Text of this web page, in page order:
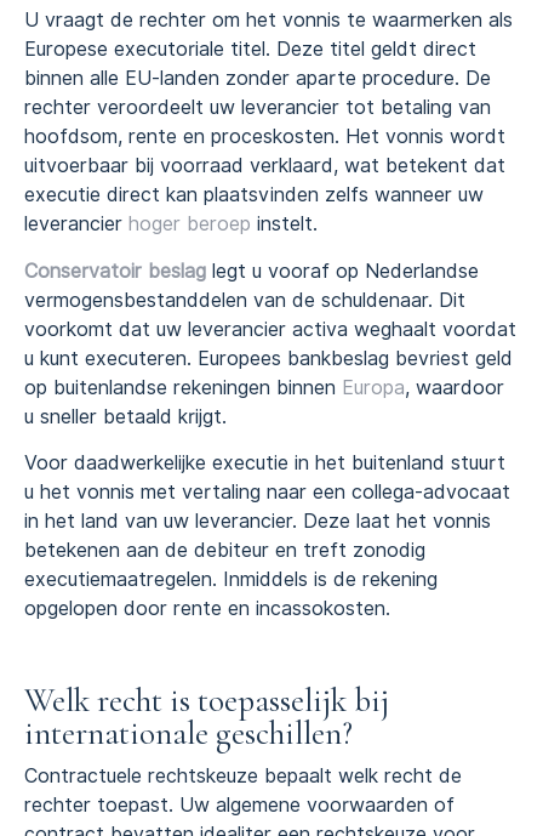
U vraagt de rechter om het vonnis te waarmerken als
Europese executoriale titel. Deze titel geldt direct
binnen alle EU-landen zonder aparte procedure. De
rechter veroordeelt uw leverancier tot betaling van
hoofdsom, rente en proceskosten. Het vonnis wordt
uitvoerbaar bij voorraad verklaard, wat betekent dat
executie direct kan plaatsvinden zelfs wanneer uw
leverancier hoger beroep instelt.
Conservatoir beslag legt u vooraf op Nederlandse
vermogensbestanddelen van de schuldenaar. Dit
voorkomt dat uw leverancier activa weghaalt voordat
u kunt executeren. Europees bankbeslag bevriest geld
op buitenlandse rekeningen binnen Europa, waardoor
u sneller betaald krijgt.
Voor daadwerkelijke executie in het buitenland stuurt
u het vonnis met vertaling naar een collega-advocaat
in het land van uw leverancier. Deze laat het vonnis
betekenen aan de debiteur en treft zonodig
executiemaatregelen. Inmiddels is de rekening
opgelopen door rente en incassokosten.
Welk recht is toepasselijk bij
internationale geschillen?
Contractuele rechtskeuze bepaalt welk recht de
rechter toepast. Uw algemene voorwaarden of